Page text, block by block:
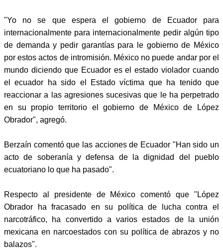
"Yo no se que espera el gobierno de Ecuador para
internacionalmente para internacionalmente pedir algún tipo
de demanda y pedir garantías para le gobierno de México
por estos actos de intromisión. México no puede andar por el
mundo diciendo que Ecuador es el estado violador cuando
el ecuador ha sido el Estado víctima que ha tenido que
reaccionar a las agresiones sucesivas que le ha perpetrado
en su propio territorio el gobierno de México de López
Obrador", agregó.
Berzaín comentó que las acciones de Ecuador "Han sido un
acto de soberanía y defensa de la dignidad del pueblo
ecuatoriano lo que ha pasado".
Respecto al presidente de México comentó que "López
Obrador ha fracasado en su política de lucha contra el
narcotráfico, ha convertido a varios estados de la unión
mexicana en narcoestados con su política de abrazos y no
balazos".